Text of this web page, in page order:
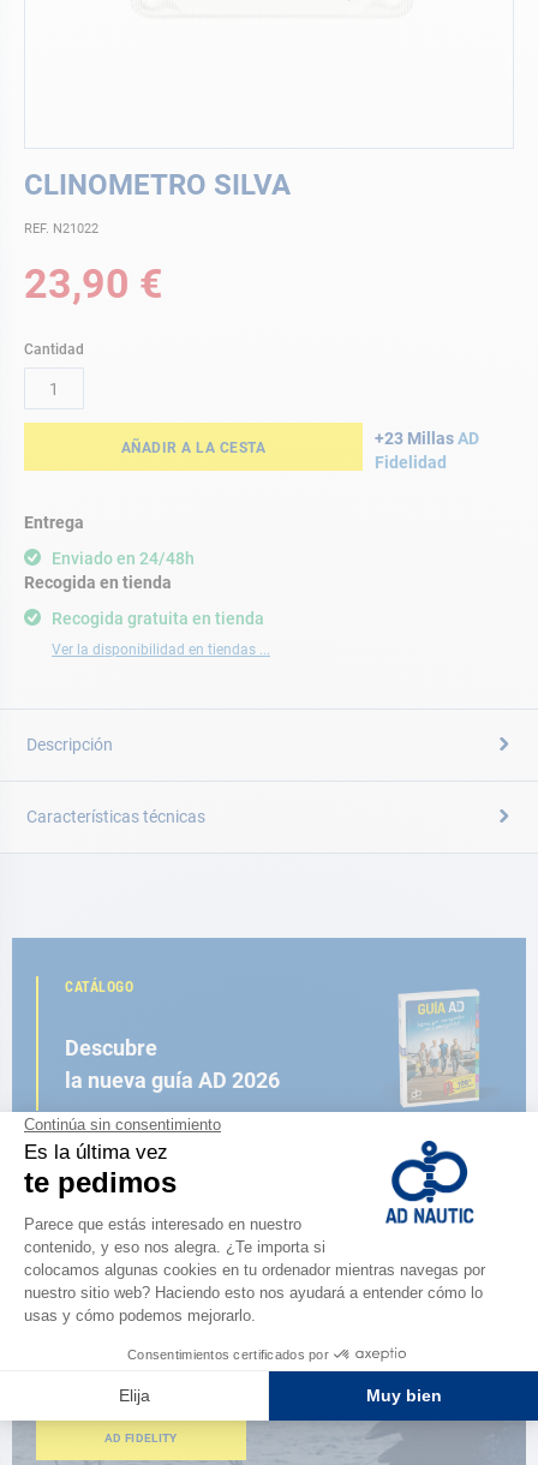
CLINOMETRO SILVA
REF. N21022
23,90 €
Cantidad
AÑADIR A LA CESTA +23 MillasAD
Fidelidad
Entrega
Enviado en 24/48h
Recogida gratuita en tienda
Ver la disponibilidad en tiendas ...
Recogida en tienda
al
de
galería
de
Descripción
Características técnicas
CATÁLOGO
Descubre
la nueva guía AD 2026
NAVEGAR POR EL CATÁLOGO
ESPACIO FIDELIDAD
¿Eres apasionado?
Benefíciate de ventajas exclusivas
AD FIDELITY